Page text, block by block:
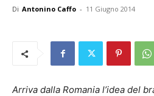
Di Antonino Caffo - 11 Giugno 2014
Arriva dalla Romania l’idea del